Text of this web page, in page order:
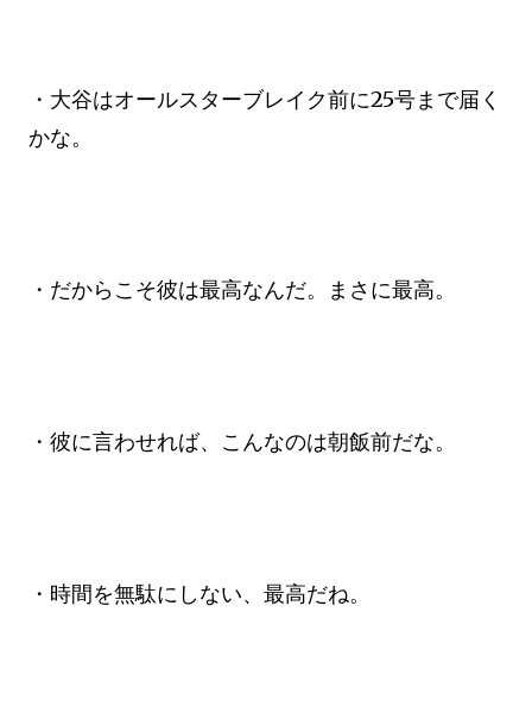
・大谷はオールスターブレイク前に25号まで届く
かな。
・だからこそ彼は最高なんだ。まさに最高。
・彼に言わせれば、こんなのは朝飯前だな。
・時間を無駄にしない、最高だね。